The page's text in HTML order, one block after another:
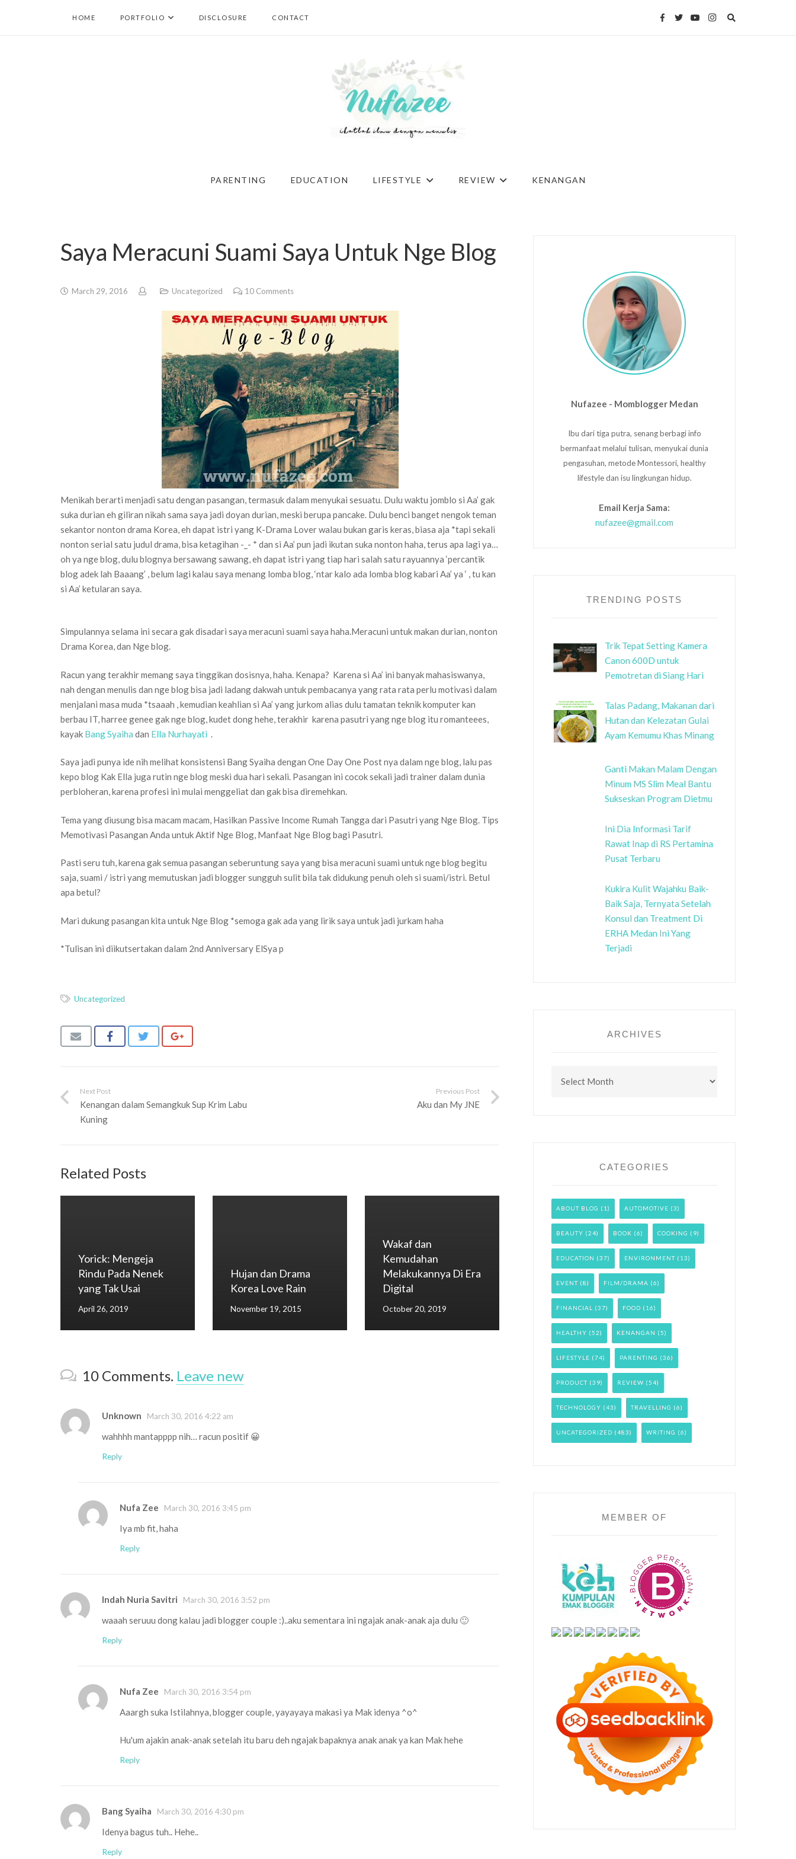
HOME PORTFOLIO DISCLOSURE CONTACT
PARENTING EDUCATION LIFESTYLE REVIEW KENANGAN
Saya Meracuni Suami Saya Untuk Nge Blog
March 29, 2016 Uncategorized 10 Comments
Menikah berarti menjadi satu dengan pasangan, termasuk dalam menyukai sesuatu. Dulu waktu jomblo si Aa’ gak
suka durian eh giliran nikah sama saya jadi doyan durian, meski berupa pancake. Dulu benci banget nengok teman
sekantor nonton drama Korea, eh dapat istri yang K-Drama Lover walau bukan garis keras, biasa aja *tapi sekali
nonton serial satu judul drama, bisa ketagihan -_- * dan si Aa’ pun jadi ikutan suka nonton haha, terus apa lagi ya…
oh ya nge blog, dulu blognya bersawang sawang, eh dapat istri yang tiap hari salah satu rayuannya ‘percantik
blog adek lah Baaang’ , belum lagi kalau saya menang lomba blog, ‘ntar kalo ada lomba blog kabari Aa’ ya ‘ , tu kan
si Aa’ ketularan saya.
Simpulannya selama ini secara gak disadari saya meracuni suami saya haha.Meracuni untuk makan durian, nonton
Drama Korea, dan Nge blog.
Racun yang terakhir memang saya tinggikan dosisnya, haha. Kenapa? Karena si Aa’ ini banyak mahasiswanya,
nah dengan menulis dan nge blog bisa jadi ladang dakwah untuk pembacanya yang rata rata perlu motivasi dalam
menjalani masa muda *tsaaah , kemudian keahlian si Aa’ yang jurkom alias dulu tamatan teknik komputer kan
berbau IT, harree genee gak nge blog, kudet dong hehe, terakhir karena pasutri yang nge blog itu romanteees,
kayak Bang Syaiha dan Ella Nurhayati
Saya jadi punya ide nih melihat konsistensi Bang Syaiha dengan One Day One Post nya dalam nge blog, lalu pas
kepo blog Kak Ella juga rutin nge blog meski dua hari sekali. Pasangan ini cocok sekali jadi trainer dalam dunia
perbloheran, karena profesi ini mulai menggeliat dan gak bisa diremehkan.
Tema yang diusung bisa macam macam, Hasilkan Passive Income Rumah Tangga dari Pasutri yang Nge Blog. Tips
Memotivasi Pasangan Anda untuk Aktif Nge Blog, Manfaat Nge Blog bagi Pasutri.
Pasti seru tuh, karena gak semua pasangan seberuntung saya yang bisa meracuni suami untuk nge blog begitu
saja, suami / istri yang memutuskan jadi blogger sungguh sulit bila tak didukung penuh oleh si suami/istri. Betul
apa betul?
Mari dukung pasangan kita untuk Nge Blog *semoga gak ada yang lirik saya untuk jadi jurkam haha
*Tulisan ini diikutsertakan dalam 2nd Anniversary ElSya p
Uncategorized
Previous Post
Aku dan My JNE
Next Post
Kenangan dalam Semangkuk Sup Krim Labu
Kuning
Related Posts
Yorick: Mengeja
Rindu Pada Nenek
yang Tak Usai
April 26, 2019
Hujan dan Drama
Korea Love Rain
November 19, 2015
Wakaf dan
Kemudahan
Melakukannya Di Era
Digital
October 20, 2019
10 Comments. Leave new
Unknown March 30, 2016 4:22 am
wahhhh mantapppp nih… racun positif 😀
Reply
Nufa Zee March 30, 2016 3:45 pm
Iya mb fit, haha
Reply
Indah Nuria Savitri March 30, 2016 3:52 pm
waaah seruuu dong kalau jadi blogger couple :)..aku sementara ini ngajak anak-anak aja dulu 🙂
Reply
Nufa Zee March 30, 2016 3:54 pm
Aaargh suka Istilahnya, blogger couple, yayayaya makasi ya Mak idenya ^o^
Hu'um ajakin anak-anak setelah itu baru deh ngajak bapaknya anak anak ya kan Mak hehe
Reply
Bang Syaiha March 30, 2016 4:30 pm
Idenya bagus tuh.. Hehe..
Reply
Nufazee - Momblogger Medan
Ibu dari tiga putra, senang berbagi info
bermanfaat melalui tulisan, menyukai dunia
pengasuhan, metode Montessori, healthy
lifestyle dan isu lingkungan hidup.
Email Kerja Sama:
nufazee@gmail.com
TRENDING POSTS
Trik Tepat Setting Kamera
Canon 600D untuk
Pemotretan di Siang Hari
Talas Padang, Makanan dari
Hutan dan Kelezatan Gulai
Ayam Kemumu Khas Minang
Ganti Makan Malam Dengan
Minum MS Slim Meal Bantu
Sukseskan Program Dietmu
Ini Dia Informasi Tarif
Rawat Inap di RS Pertamina
Pusat Terbaru
Kukira Kulit Wajahku Baik-
Baik Saja, Ternyata Setelah
Konsul dan Treatment Di
ERHA Medan Ini Yang
Terjadi
ARCHIVES
CATEGORIES
ABOUT BLOG (1) AUTOMOTIVE (3)
BEAUTY (24) BOOK (6) COOKING (9)
EDUCATION (37) ENVIRONMENT (13)
EVENT (8) FILM/DRAMA (6)
FINANCIAL (37) FOOD (16)
HEALTHY (52) KENANGAN (5)
LIFESTYLE (74) PARENTING (36)
PRODUCT (39) REVIEW (54)
TECHNOLOGY (43) TRAVELLING (6)
UNCATEGORIZED (483) WRITING (6)
MEMBER OF